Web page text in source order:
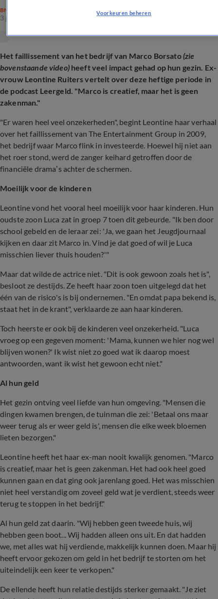
BN'ERS
3 juli 2025, 14:13
Het faillissement van het bedrijf van Marco Borsato(zie
bovenstaande video)heeft veel impact gehad op hun gezin. Ex-
vrouw Leontine Ruiters vertelt over deze heftige periode in
de podcast Leergeld. "Marco is creatief, maar het is geen
zakenman."
"Er waren heel veel onzekerheden", begint Leontine haar verhaal
over het faillissement van The Entertainment Group in 2009,
het bedrijf waar Marco flink in investeerde. Hoewel hij niet aan
het roer stond, werd de zanger keihard getroffen door de
financiële drama’s achter de schermen.
Moeilijk voor de kinderen
Leontine vond het vooral heel moeilijk voor haar kinderen. Hun
oudste zoon Luca zat in groep 7 toen dit gebeurde. "Ik ben door
school gebeld en de leraar zei: 'Ja, we gaan het Jeugdjournaal
kijken en daar zit Marco in. Vind je dat goed of wil je Luca
misschien liever thuis houden?'"
Maar dat wilde de actrice niet. "Dit is ook gewoon zoals het is",
besloot ze destijds. Ze heeft haar zoon toen uitgelegd dat het
één van de risico's is bij ondernemen. "En omdat papa bekend is,
staat het in de krant", verklaarde ze aan haar kinderen.
Toch heerste er ook bij de kinderen veel onzekerheid. "Luca
vroeg op een gegeven moment: 'Mama, kunnen we hier nog wel
blijven wonen?' Ik wist niet zo goed wat ik daarop moest
antwoorden, want ik wist het gewoon echt niet."
Al hun geld
Het gezin ontving veel liefde van hun omgeving. "Mensen die
dingen kwamen brengen, de tuinman die zei: 'Betaal ons maar
weer terug als er weer geld is', mensen die elke week bloemen
lieten bezorgen."
Leontine heeft het haar ex-man nooit kwalijk genomen. "Marco
is creatief, maar het is geen zakenman. Het had ook heel goed
kunnen gaan en dat ging ook jarenlang goed. Het was misschien
niet heel verstandig om zoveel geld wat je verdient, steeds weer
terug te stoppen in het bedrijf."
Al hun geld zat daarin. "Wij hebben geen tweede huis, wij
hebben geen boot... Wij hadden alleen ons uit. En dat hadden
we, met alles wat hij verdiende, makkelijk kunnen doen. Maar hij
heeft ervoor gekozen om geld in het bedrijf te storten om het
uiteindelijk een keer te verkopen."
De ellende heeft hun relatie destijds sterker gemaakt. "Je ziet
Voorkeuren beheren